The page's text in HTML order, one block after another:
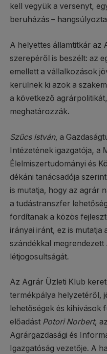
kell vegyük a versenyt,
beruházás – hangsúlyozta
A helyettes államtitkár az
szerepéről is beszélt: az
emellett a vállalkozások
kerülnek ki azok a
a következő
meghatározzák.
Szűcs István, a
Intézetének igazgatója, a
Élelmiszertudományi és
dékáni tanácsadója
is mutatja, hogy az agrár
a tudástranszfer
fordítanak a közös
irányai iránt, ez is mutatja
szándékkal
létjogosultságát.
Az Agrár Üzleti Klub
termékpálya helyzetéről,
lehetőségek és kihívások
előadást Potori Norbert,
Agrárgazdasági és
Igazgatóság vezetője. A